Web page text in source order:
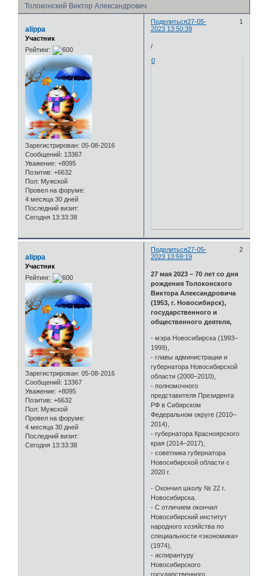
Толоконский Виктор Александрович
Поделиться 1
27-05-
2023 13:50:39
alippa
Участник
Рейтинг:
Зарегистрирован: 05-08-2016
Сообщений: 13367
Уважение: +8095
Позитив: +6632
Пол: Мужской
Провел на форуме:
4 месяца 30 дней
Последний визит:
Сегодня 13:33:38
/
0
Поделиться 2
27-05-
2023 13:59:19
alippa
Участник
Рейтинг:
Зарегистрирован: 05-08-2016
Сообщений: 13367
Уважение: +8095
Позитив: +6632
Пол: Мужской
Провел на форуме:
4 месяца 30 дней
Последний визит:
Сегодня 13:33:38
27 мая 2023 – 70 лет со дня
рождения Толоконского
Виктора Александровича
(1953, г. Новосибирск),
государственного и
общественного деятеля,
- мэра Новосибирска (1993–
1999),
- главы администрации и
губернатора Новосибирской
области (2000–2010),
- полномочного
представителя Президента
РФ в Сибирском
Федеральном округе (2010–
2014),
- губернатора Красноярского
края (2014–2017),
- советника губернатора
Новосибирской области с
2020 г.
- Окончил школу № 22 г.
Новосибирска.
- С отличием окончил
Новосибирский институт
народного хозяйства по
специальности «экономика»
(1974),
- аспирантуру
Новосибирского
государственного